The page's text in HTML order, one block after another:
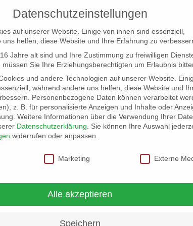
SCOUT ELB-LOCATION: PANORAMA
seit 2003 als freier
Datenschutzeinstellungen
auf unserer Website. Einige von ihnen sind essenziell,
helfen, diese Website und Ihre Erfahrung zu
Jahre alt sind und Ihre Zustimmung zu freiwilligen
Sie Ihre Erziehungsberechtigten um Erlaubnis
und andere Technologien auf unserer Website.
während andere uns helfen, diese Website und
Personenbezogene Daten können verarbeitet
z. B. für personalisierte Anzeigen und Inhalte oder
Weitere Informationen über die Verwendung Ihrer
Datenschutzerklärung
Sie können Ihre Auswahl
widerrufen oder anpassen.
Marketing Externe
Alle akzeptieren
Speichern